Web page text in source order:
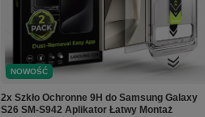
NOWOŚĆ
2x Szkło Ochronne 9H do Samsung Galaxy
S26 SM-S942 Aplikator Łatwy Montaż